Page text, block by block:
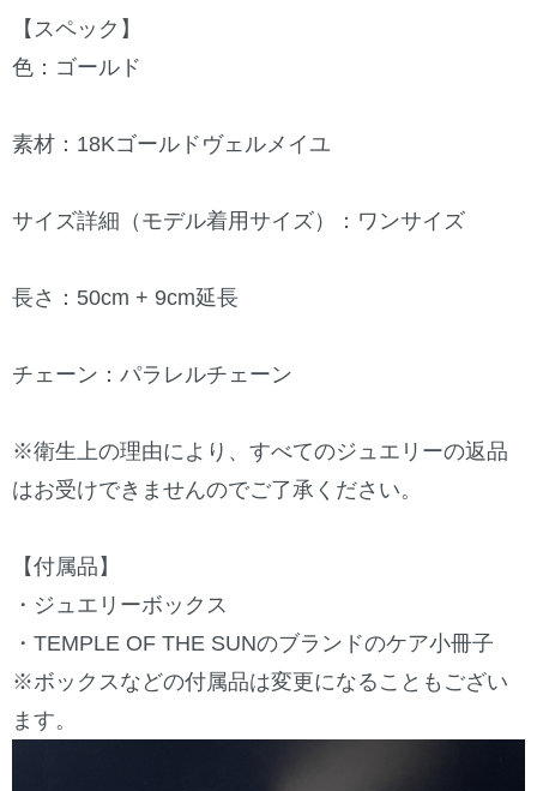
【スペック】
色：ゴールド
素材：18Kゴールドヴェルメイユ
サイズ詳細（モデル着用サイズ）：ワンサイズ
長さ：50cm + 9cm延長
チェーン：パラレルチェーン
※衛生上の理由により、すべてのジュエリーの返品
はお受けできませんのでご了承ください。
【付属品】
・ジュエリーボックス
・TEMPLE OF THE SUNのブランドのケア小冊子
※ボックスなどの付属品は変更になることもござい
ます。